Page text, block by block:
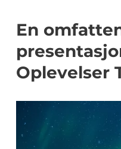
En
Oplevelser